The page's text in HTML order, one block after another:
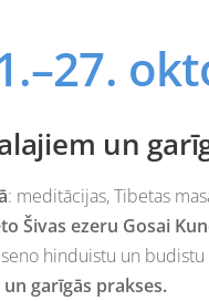
un
: meditācijas, Tibetas
Šivas ezeru Gosai
hinduistu un budistu
garīgās prakses.